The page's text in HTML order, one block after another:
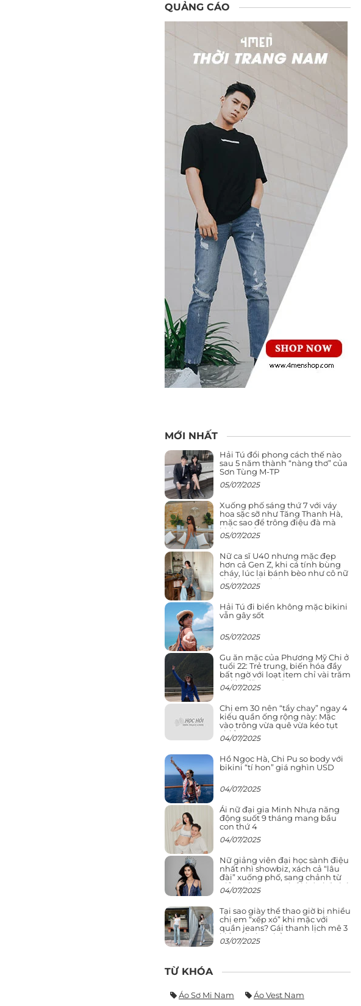
QUẢNG CÁO
MỚI NHẤT
Hải Tú đổi phong cách thế nào
sau 5 năm thành “nàng thơ” của
Sơn Tùng M-TP
05/07/2025
Xuống phố sáng thứ 7 với váy
hoa sặc sỡ như Tăng Thanh Hà,
mặc sao để trông điệu đà mà
không sến
05/07/2025
Nữ ca sĩ U40 nhưng mặc đẹp
hơn cả Gen Z, khi cá tính bùng
cháy, lúc lại bánh bèo như cô nữ
chính ngôn tình
05/07/2025
Hải Tú đi biển không mặc bikini
vẫn gây sốt
05/07/2025
Gu ăn mặc của Phương Mỹ Chi ở
tuổi 22: Trẻ trung, biến hóa đầy
bất ngờ với loạt item chỉ vài trăm
nghìn đã mua được
04/07/2025
Chị em 30 nên “tẩy chay” ngay 4
kiểu quần ống rộng này: Mặc
vào trông vừa quê vừa kéo tụt
chiều cao
04/07/2025
Hồ Ngọc Hà, Chi Pu so body với
bikini “tí hon” giá nghìn USD
04/07/2025
Ái nữ đại gia Minh Nhựa năng
động suốt 9 tháng mang bầu
con thứ 4
04/07/2025
Nữ giảng viên đại học sành điệu
nhất nhì showbiz, xách cả “lâu
đài” xuống phố, sang chảnh từ
giảng đường ra phố khó ai đọ lại
04/07/2025
Tại sao giày thể thao giờ bị nhiều
chị em “xếp xó” khi mặc với
quần jeans? Gái thanh lịch mê 3
kiểu này hơn hẳn
03/07/2025
TỪ KHÓA
Áo Sơ Mi Nam
Áo Vest Nam